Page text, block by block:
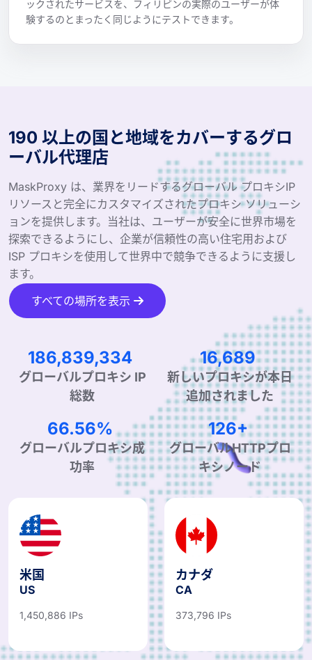
ックされたサービスを、フィリピンの実際のユーザーが体
験するのとまったく同じようにテストできます。
190 以上の国と地域をカバーするグロ
ーバル代理店
MaskProxy は、業界をリードするグローバル プロキシIP
リソースと完全にカスタマイズされたプロキシ ソリューシ
ョンを提供します。当社は、ユーザーが安全に世界市場を
探索できるようにし、企業が信頼性の高い住宅用および
ISP プロキシを使用して世界中で競争できるように支援し
ます。
すべての場所を表示
278,508,378
グローバルプロキシ IP
総数
25,048
新しいプロキシが本日
追加されました
99.90%
グローバルプロキシ成
功率
190+
グローバルHTTPプロ
キシノード
米国
US
1,450,886 IPs
カナダ
CA
373,796 IPs